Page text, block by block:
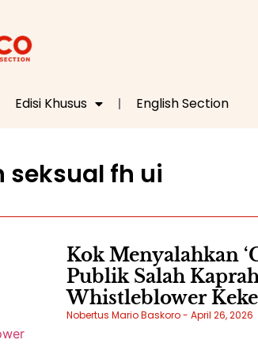
Edisi Khusus English Section
seksual fh ui
Kok Menyalahkan
Publik Salah
Whistleblower
Nobertus Mario Baskoro April 26, 2026